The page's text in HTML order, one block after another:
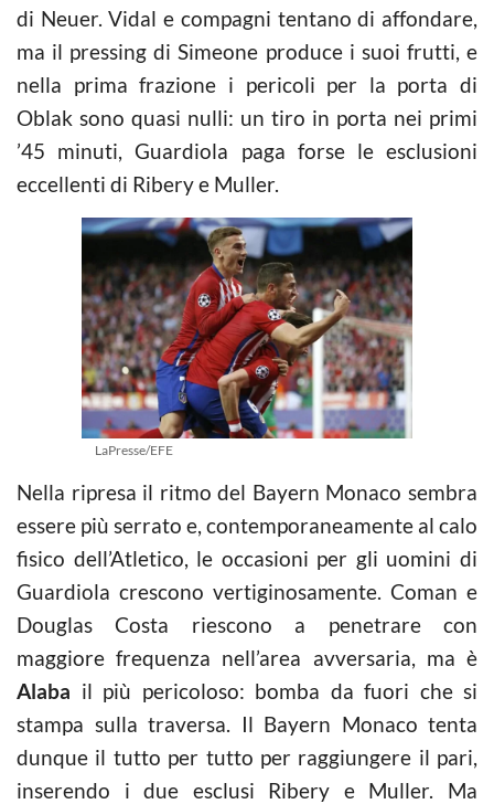
di Neuer. Vidal e compagni tentano di affondare,
ma il pressing di Simeone produce i suoi frutti, e
nella prima frazione i pericoli per la porta di
Oblak sono quasi nulli: un tiro in porta nei primi
’45 minuti, Guardiola paga forse le esclusioni
eccellenti di Ribery e Muller.
LaPresse/EFE
Nella ripresa il ritmo del Bayern Monaco sembra
essere più serrato e, contemporaneamente al calo
fisico dell’Atletico, le occasioni per gli uomini di
Guardiola crescono vertiginosamente. Coman e
Douglas Costa riescono a penetrare con
maggiore frequenza nell’area avversaria, ma è
Alaba il più pericoloso: bomba da fuori che si
stampa sulla traversa. Il Bayern Monaco tenta
dunque il tutto per tutto per raggiungere il pari,
inserendo i due esclusi Ribery e Muller. Ma